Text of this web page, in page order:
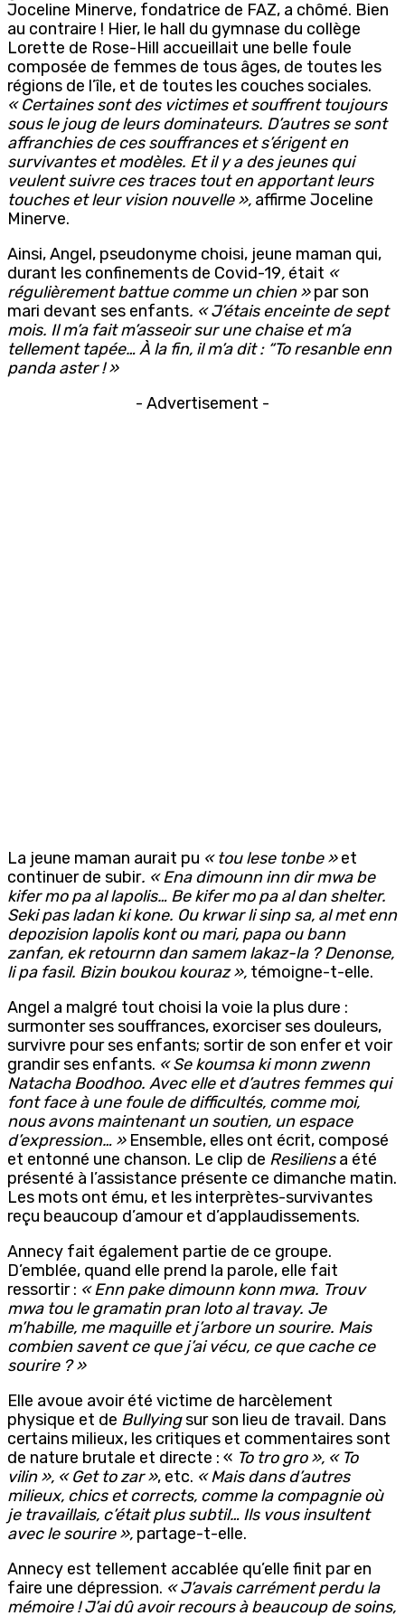
Joceline Minerve, fondatrice de FAZ, a chômé. Bien
au contraire ! Hier, le hall du gymnase du collège
Lorette de Rose-Hill accueillait une belle foule
composée de femmes de tous âges, de toutes les
régions de l’île, et de toutes les couches sociales.
« Certaines sont des victimes et souffrent toujours
sous le joug de leurs dominateurs. D’autres se sont
affranchies de ces souffrances et s’érigent en
survivantes et modèles. Et il y a des jeunes qui
veulent suivre ces traces tout en apportant leurs
touches et leur vision nouvelle », affirme Joceline
Minerve.
Ainsi, Angel, pseudonyme choisi, jeune maman qui,
durant les confinements de Covid-19, était «
régulièrement battue comme un chien »par son
mari devant ses enfants. « J’étais enceinte de sept
mois. Il m’a fait m’asseoir sur une chaise et m’a
tellement tapée… À la fin, il m’a dit : “To resanble enn
panda aster ! »
- Advertisement -
La jeune maman aurait pu « tou lese tonbe »et
continuer de subir. « Ena dimounn inn dir mwa be
kifer mo pa al lapolis… Be kifer mo pa al dan shelter.
Seki pas ladan ki kone. Ou krwar li sinp sa, al met enn
depozision lapolis kont ou mari, papa ou bann
zanfan, ek retournn dan samem lakaz-la ? Denonse,
li pa fasil. Bizin boukou kouraz », témoigne-t-elle.
Angel a malgré tout choisi la voie la plus dure :
surmonter ses souffrances, exorciser ses douleurs,
survivre pour ses enfants; sortir de son enfer et voir
grandir ses enfants. « Se koumsa ki monn zwenn
Natacha Boodhoo. Avec elle et d’autres femmes qui
font face à une foule de difficultés, comme moi,
nous avons maintenant un soutien, un espace
d’expression… »Ensemble, elles ont écrit, composé
et entonné une chanson. Le clip de Resiliensa été
présenté à l’assistance présente ce dimanche matin.
Les mots ont ému, et les interprètes-survivantes
reçu beaucoup d’amour et d’applaudissements.
Annecy fait également partie de ce groupe.
D’emblée, quand elle prend la parole, elle fait
ressortir : « Enn pake dimounn konn mwa. Trouv
mwa tou le gramatin pran loto al travay. Je
m’habille, me maquille et j’arbore un sourire. Mais
combien savent ce que j’ai vécu, ce que cache ce
sourire ? »
Elle avoue avoir été victime de harcèlement
physique et de Bullyingsur son lieu de travail. Dans
certains milieux, les critiques et commentaires sont
de nature brutale et directe : « To tro gro », « To
vilin », « Get to zar », etc. « Mais dans d’autres
milieux, chics et corrects, comme la compagnie où
je travaillais, c’était plus subtil… Ils vous insultent
avec le sourire », partage-t-elle.
Annecy est tellement accablée qu’elle finit par en
faire une dépression. « J’avais carrément perdu la
mémoire ! J’ai dû avoir recours à beaucoup de soins,